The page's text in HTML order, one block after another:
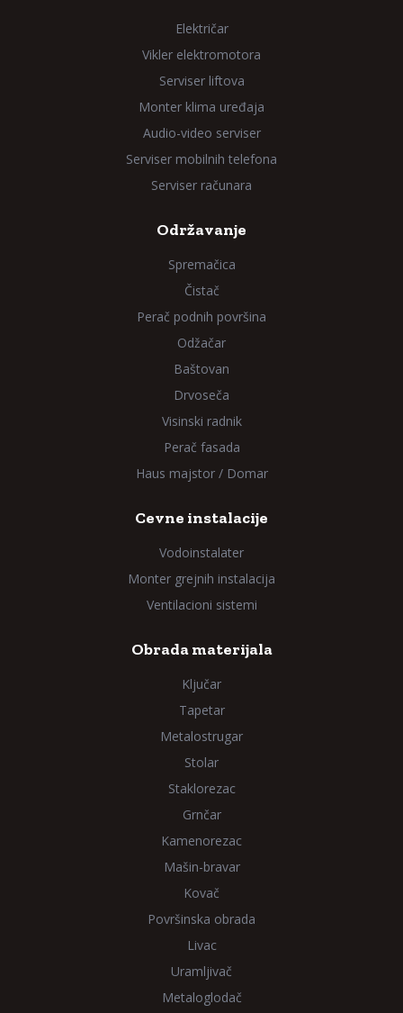
Električar
Vikler elektromotora
Serviser liftova
Monter klima uređaja
Audio-video serviser
Serviser mobilnih telefona
Serviser računara
Održavanje
Spremačica
Čistač
Perač podnih površina
Odžačar
Baštovan
Drvoseča
Visinski radnik
Perač fasada
Haus majstor / Domar
Cevne instalacije
Vodoinstalater
Monter grejnih instalacija
Ventilacioni sistemi
Obrada materijala
Ključar
Tapetar
Metalostrugar
Stolar
Staklorezac
Grnčar
Kamenorezac
Mašin-bravar
Kovač
Površinska obrada
Livac
Uramljivač
Metaloglodač